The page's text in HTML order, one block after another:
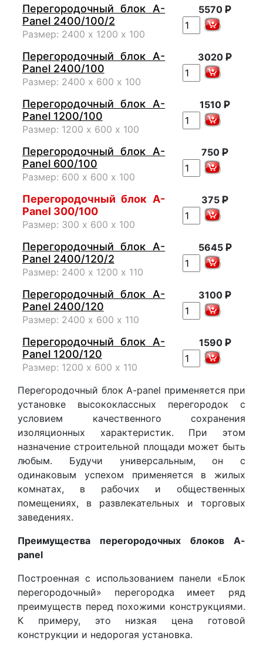
Перегородочный блок A-
Panel 2400/100/2
Размер: 2400 х 1200 х 100
5570 Р
Перегородочный блок A-
Panel 2400/100
Размер: 2400 х 600 х 100
3020 Р
Перегородочный блок A-
Panel 1200/100
Размер: 1200 х 600 х 100
1510 Р
Перегородочный блок A-
Panel 600/100
Размер: 600 х 600 х 100
750 Р
Перегородочный блок A-
Panel 300/100
Размер: 300 х 600 х 100
375 Р
Перегородочный блок A-
Panel 2400/120/2
Размер: 2400 х 1200 х 110
5645 Р
Перегородочный блок A-
Panel 2400/120
Размер: 2400 х 600 х 110
3100 Р
Перегородочный блок A-
Panel 1200/120
Размер: 1200 х 600 х 110
1590 Р
Перегородочный блок A-panel применяется при
установке высококлассных перегородок с
условием качественного сохранения
изоляционных характеристик. При этом
назначение строительной площади может быть
любым. Будучи универсальным, он с
одинаковым успехом применяется в жилых
комнатах, в рабочих и общественных
помещениях, в развлекательных и торговых
заведениях.
Преимущества перегородочных блоков A-
panel
Построенная с использованием панели «Блок
перегородочный» перегородка имеет ряд
преимуществ перед похожими конструкциями.
К примеру, это низкая цена готовой
конструкции и недорогая установка.